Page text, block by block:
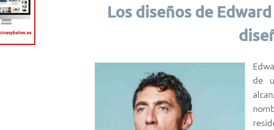
Los diseños de
de